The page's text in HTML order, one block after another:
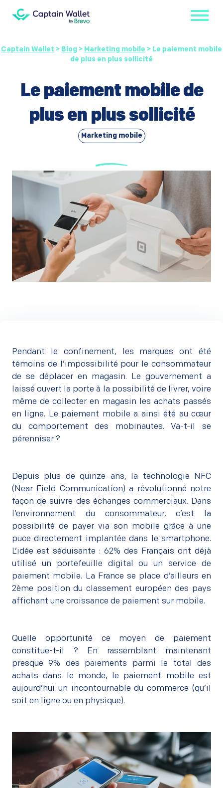
Captain Wallet > Blog > Marketing mobile > Le paiement mobile
de plus en plus sollicité
Le paiement mobile de
plus en plus sollicité
Marketing mobile
Pendant le confinement, les marques ont été
témoins de l’impossibilité pour le consommateur
de se déplacer en magasin. Le gouvernement a
laissé ouvert la porte à la possibilité de livrer, voire
même de collecter en magasin les achats passés
en ligne. Le paiement mobile a ainsi été au cœur
du comportement des mobinautes. Va-t-il se
pérenniser ?
Depuis plus de quinze ans, la technologie NFC
(Near Field Communication) a révolutionné notre
façon de suivre des échanges commerciaux. Dans
l’environnement du consommateur, c’est la
possibilité de payer via son mobile grâce à une
puce directement implantée dans le smartphone.
L’idée est séduisante : 62% des Français ont déjà
utilisé un portefeuille digital ou un service de
paiement mobile. La France se place d’ailleurs en
2ème position du classement européen des pays
affichant une croissance de paiement sur mobile.
Quelle opportunité ce moyen de paiement
constitue-t-il ? En rassemblant maintenant
presque 9% des paiements parmi le total des
achats dans le monde, le paiement mobile est
aujourd’hui un incontournable du commerce (qu’il
soit en ligne ou en physique).